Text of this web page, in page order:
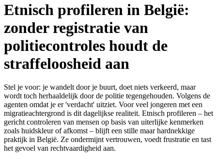
Etnisch profileren in België:
zonder registratie van
politiecontroles houdt de
straffeloosheid aan
Stel je voor: je wandelt door je buurt, doet niets verkeerd, maar
wordt toch herhaaldelijk door de politie tegengehouden. Volgens de
agenten omdat je er 'verdacht' uitziet. Voor veel jongeren met een
migratieachtergrond is dit dagelijkse realiteit. Etnisch profileren – het
gericht controleren van mensen op basis van uiterlijke kenmerken
zoals huidskleur of afkomst – blijft een stille maar hardnekkige
praktijk in België. Ze ondermijnt vertrouwen, voedt frustratie en tast
het gevoel van rechtvaardigheid aan.